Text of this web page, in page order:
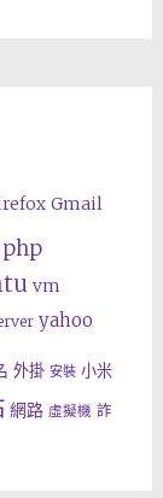
Gmail
php
vm
yahoo
外掛 安裝 小米
網路 虛擬機 詐